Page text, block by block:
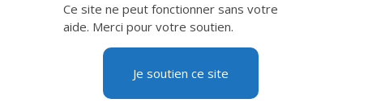
Ce site ne peut fonctionner sans votre
aide. Merci pour votre soutien.
Je soutien ce site